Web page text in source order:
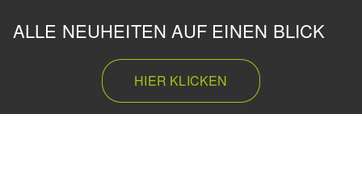
ALLE NEUHEITEN AUF EINEN BLICK
HIER KLICKEN